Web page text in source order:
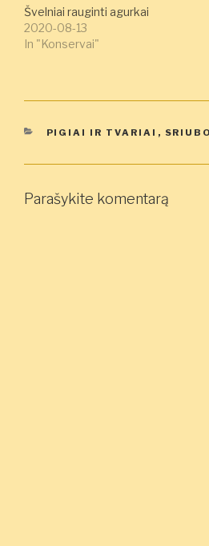
Švelniai rauginti agurkai
2020-08-13
In "Konservai"
KATEGORIJOS
PIGIAI IR TVARIAI ,
Parašykite komentarą